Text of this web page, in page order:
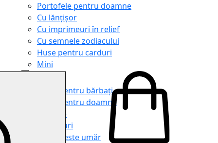
Portofele pentru doamne
Cu lănțișor
Cu imprimeuri în relief
Cu semnele zodiacului
Huse pentru carduri
Mini
Genți pentru bărbați
Genți pentru doamne
Serviete
Rucsacuri
Genți peste umăr